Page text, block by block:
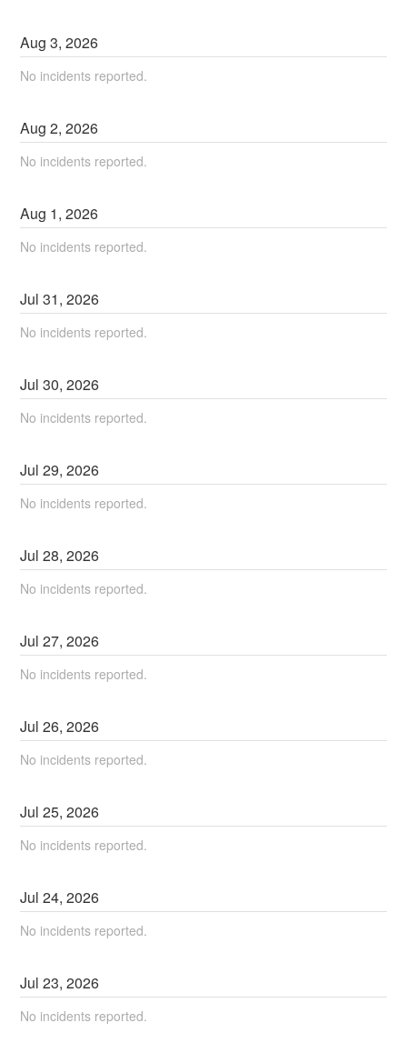
Aug3,2026
No incidents reported.
Aug2,2026
No incidents reported.
Aug 1,2026
No incidents reported.
Jul31,2026
No incidents reported.
Jul30,2026
No incidents reported.
Jul29,2026
No incidents reported.
Jul28,2026
No incidents reported.
Jul27,2026
No incidents reported.
Jul26,2026
No incidents reported.
Jul25,2026
No incidents reported.
Jul24,2026
No incidents reported.
Jul23,2026
No incidents reported.